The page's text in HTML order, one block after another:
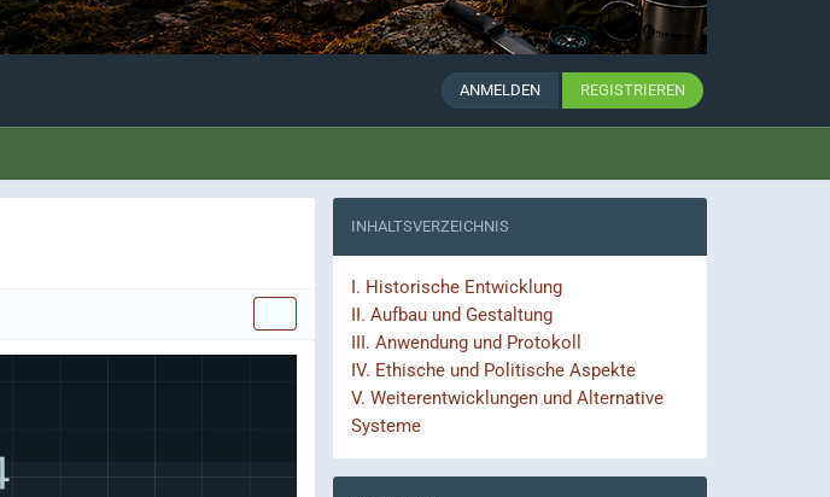
ANMELDEN REGISTRIEREN
INHALTSVERZEICHNIS
I. Historische Entwicklung
II. Aufbau und Gestaltung
III. Anwendung und Protokoll
IV. Ethische und Politische Aspekte
V. Weiterentwicklungen und Alternative
Systeme